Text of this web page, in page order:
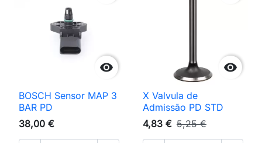

BOSCH Sensor MAP 3
BAR PD
38,00 €

X Valvula de
Admissão PD STD
4,83 € 5,25 €